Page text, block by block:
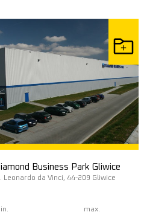
Business Park Gliwice
Leonardo da Vinci, 44-209 Gliwice
max.